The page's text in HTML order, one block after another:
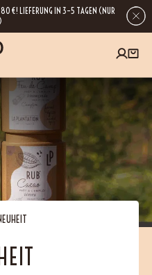
80 €! LIEFERUNG IN 3–5 TAGEN (NUR
Sie Zugang zu unseren
und Informationen über unsere
ist eine Abmeldung